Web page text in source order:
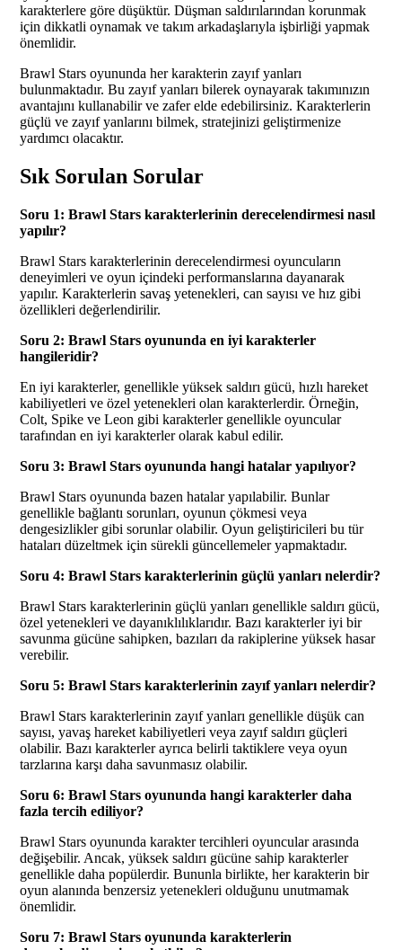
karakterlere göre düşüktür. Düşman saldırılarından korunmak
için dikkatli oynamak ve takım arkadaşlarıyla işbirliği yapmak
önemlidir.
Brawl Stars oyununda her karakterin zayıf yanları
bulunmaktadır. Bu zayıf yanları bilerek oynayarak takımınızın
avantajını kullanabilir ve zafer elde edebilirsiniz. Karakterlerin
güçlü ve zayıf yanlarını bilmek, stratejinizi geliştirmenize
yardımcı olacaktır.
Sık Sorulan Sorular
Soru 1: Brawl Stars karakterlerinin derecelendirmesi nasıl
yapılır?
Brawl Stars karakterlerinin derecelendirmesi oyuncuların
deneyimleri ve oyun içindeki performanslarına dayanarak
yapılır. Karakterlerin savaş yetenekleri, can sayısı ve hız gibi
özellikleri değerlendirilir.
Soru 2: Brawl Stars oyununda en iyi karakterler
hangileridir?
En iyi karakterler, genellikle yüksek saldırı gücü, hızlı hareket
kabiliyetleri ve özel yetenekleri olan karakterlerdir. Örneğin,
Colt, Spike ve Leon gibi karakterler genellikle oyuncular
tarafından en iyi karakterler olarak kabul edilir.
Soru 3: Brawl Stars oyununda hangi hatalar yapılıyor?
Brawl Stars oyununda bazen hatalar yapılabilir. Bunlar
genellikle bağlantı sorunları, oyunun çökmesi veya
dengesizlikler gibi sorunlar olabilir. Oyun geliştiricileri bu tür
hataları düzeltmek için sürekli güncellemeler yapmaktadır.
Soru 4: Brawl Stars karakterlerinin güçlü yanları nelerdir?
Brawl Stars karakterlerinin güçlü yanları genellikle saldırı gücü,
özel yetenekleri ve dayanıklılıklarıdır. Bazı karakterler iyi bir
savunma gücüne sahipken, bazıları da rakiplerine yüksek hasar
verebilir.
Soru 5: Brawl Stars karakterlerinin zayıf yanları nelerdir?
Brawl Stars karakterlerinin zayıf yanları genellikle düşük can
sayısı, yavaş hareket kabiliyetleri veya zayıf saldırı güçleri
olabilir. Bazı karakterler ayrıca belirli taktiklere veya oyun
tarzlarına karşı daha savunmasız olabilir.
Soru 6: Brawl Stars oyununda hangi karakterler daha
fazla tercih ediliyor?
Brawl Stars oyununda karakter tercihleri oyuncular arasında
değişebilir. Ancak, yüksek saldırı gücüne sahip karakterler
genellikle daha popülerdir. Bununla birlikte, her karakterin bir
oyun alanında benzersiz yetenekleri olduğunu unutmamak
önemlidir.
Soru 7: Brawl Stars oyununda karakterlerin